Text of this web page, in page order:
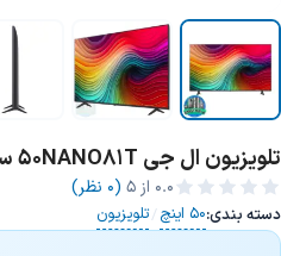
تلویزیون ال جی 50NANO81T سایز 50 اینچ 2024
0.0 از ۵ (0 نظر)
دسته بندی:50 اینچ /تلویزیون